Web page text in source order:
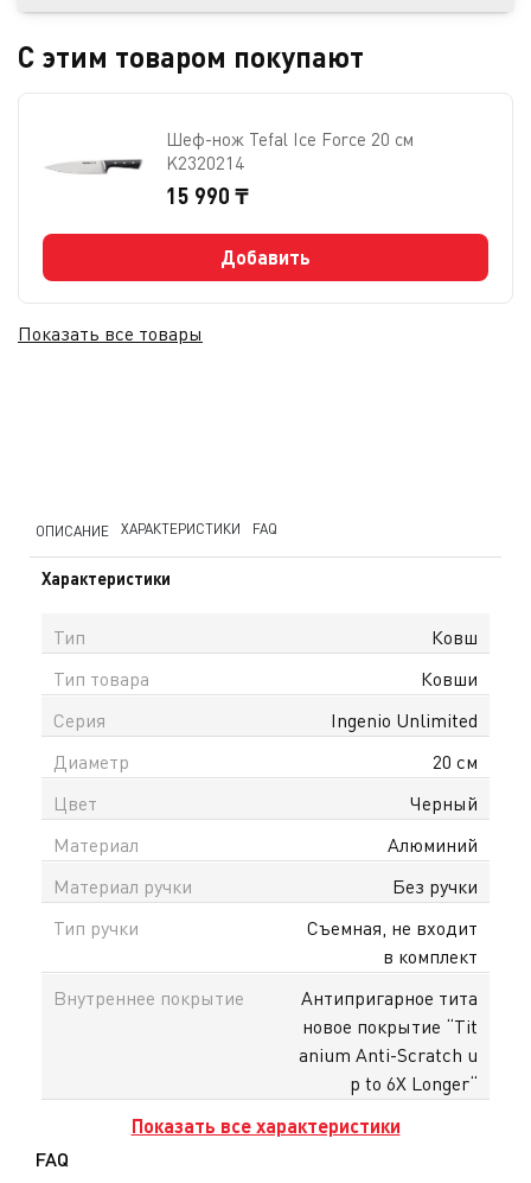
С этим товаром покупают
Шеф-нож Tefal Ice Force 20 см
K2320214
15 990 ₸
Добавить
Показать все товары
ОПИСАНИЕ ХАРАКТЕРИСТИКИ FAQ
Характеристики
Тип
Ковш
Тип товара
Ковши
Серия
Ingenio Unlimited
Диаметр
20 см
Цвет
Черный
Материал
Алюминий
Материал ручки
Без ручки
Тип ручки
Съемная, не входит
в комплект
Внутреннее покрытие
Антипригарное тита
новое покрытие “Tit
anium Anti-Scratch u
p to 6X Longer“
Показать все характеристики
FAQ